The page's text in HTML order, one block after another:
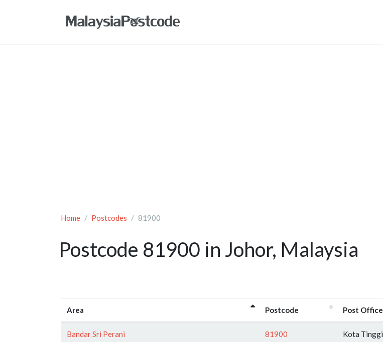
Home Postcodes 81900
Postcode 81900 in Johor, Malaysia
Area Postcode Post Office
Bandar Sri Perani 81900 Kota Tinggi